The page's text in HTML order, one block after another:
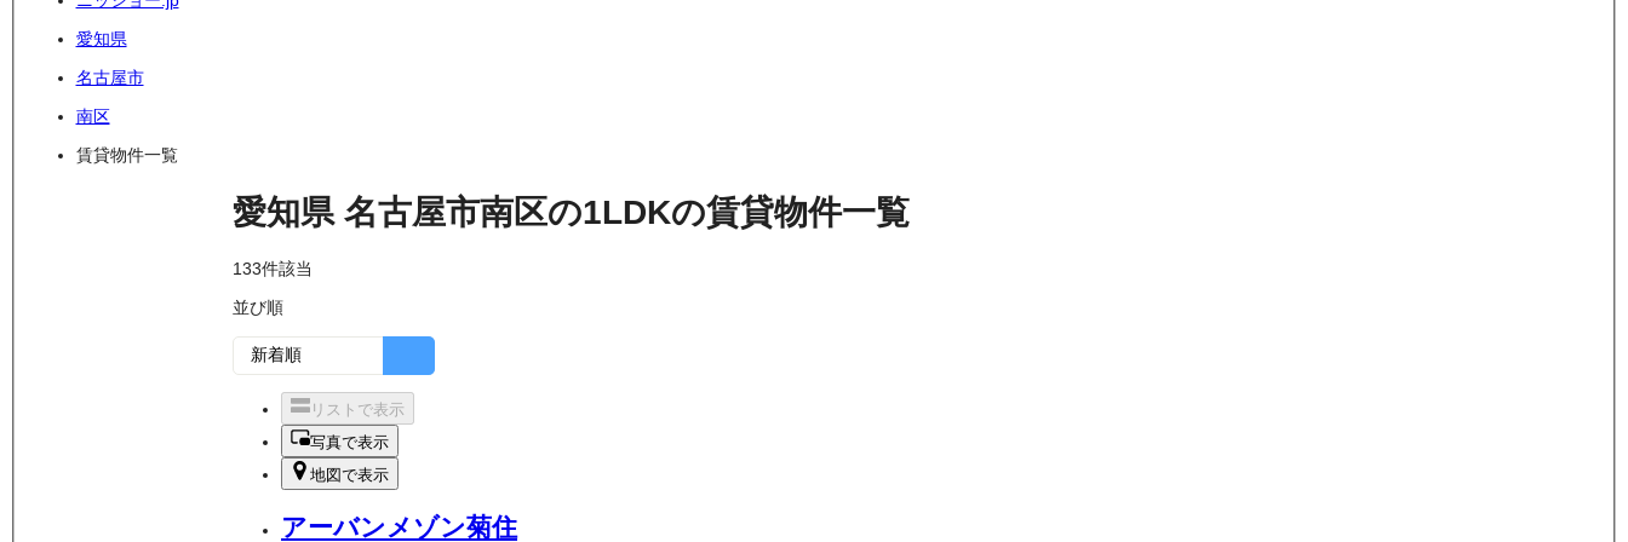
愛知県
名古屋市
南区
賃貸物件一覧
愛知県 名古屋市南区の1LDKの賃貸物件一覧
133件該当
並び順
リストで表示
写真で表示
地図で表示
アーバンメゾン菊住